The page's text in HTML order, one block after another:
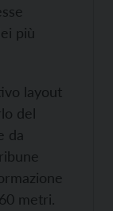
più
layout
del
da
metri.